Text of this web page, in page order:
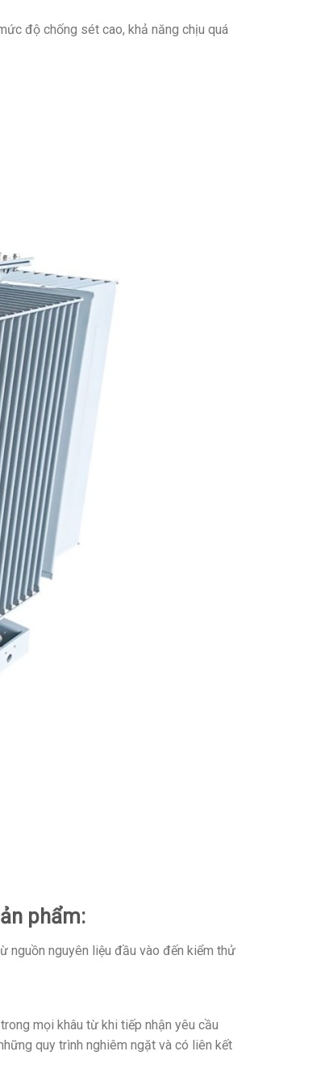
độ chống sét cao, khả năng chịu quá
phẩm:
nguồn nguyên liệu đầu vào đến kiểm thử
mọi khâu từ khi tiếp nhận yêu cầu
quy trình nghiêm ngặt và có liên kết